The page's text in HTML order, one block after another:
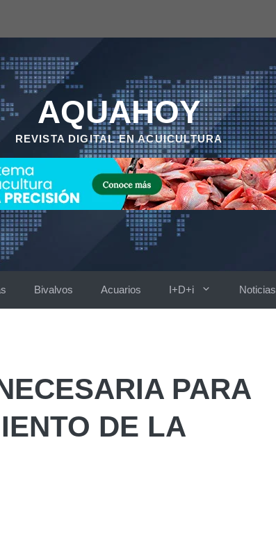
AQUAHOY
REVISTA DIGITAL EN ACUICULTURA
Bivalvos Acuarios I+D+i Noticias
PARA
DE LA